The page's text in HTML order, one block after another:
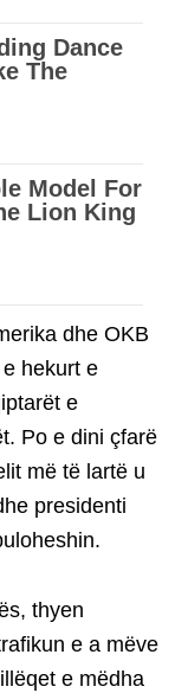
dhe OKB
e hekurt e
e
Po e dini çfarë
më të lartë u
presidenti
thyen
e a mëve
e mëdha